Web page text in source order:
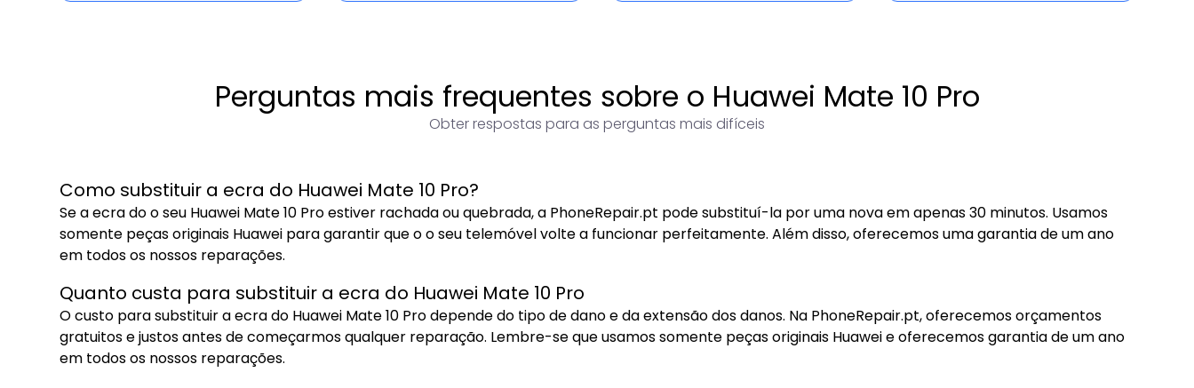
Perguntas mais frequentes sobre o Huawei Mate 10 Pro
Obter respostas para as perguntas mais difíceis
Como substituir a ecra do Huawei Mate 10 Pro?
Se a ecra do o seu Huawei Mate 10 Pro estiver rachada ou quebrada, a PhoneRepair.pt pode substituí-la por uma nova em apenas 30 minutos. Usamos
somente peças originais Huawei para garantir que o o seu telemóvel volte a funcionar perfeitamente. Além disso, oferecemos uma garantia de um ano
em todos os nossos reparações.
Quanto custa para substituir a ecra do Huawei Mate 10 Pro
O custo para substituir a ecra do Huawei Mate 10 Pro depende do tipo de dano e da extensão dos danos. Na PhoneRepair.pt, oferecemos orçamentos
gratuitos e justos antes de começarmos qualquer reparação. Lembre-se que usamos somente peças originais Huawei e oferecemos garantia de um ano
em todos os nossos reparações.